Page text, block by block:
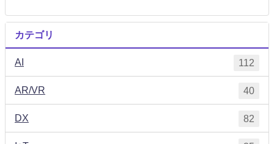
カテゴリ
AI 112
AR/VR 40
DX 82